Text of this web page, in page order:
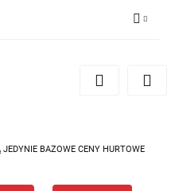
Zarejestruj się
BAZOWE CENY HURTOWE